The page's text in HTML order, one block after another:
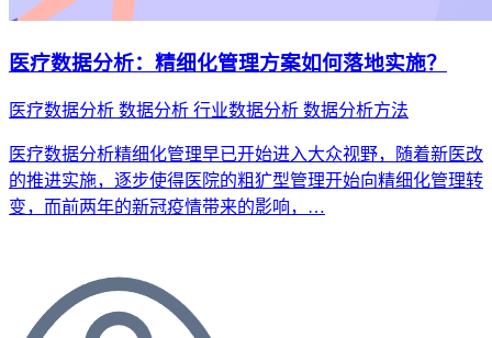
医疗数据分析：精细化管理方案如何落地实施？
医疗数据分析 数据分析 行业数据分析 数据分析方法
医疗数据分析精细化管理早已开始进入大众视野，随着新医改
的推进实施，逐步使得医院的粗犷型管理开始向精细化管理转
变，而前两年的新冠疫情带来的影响，…